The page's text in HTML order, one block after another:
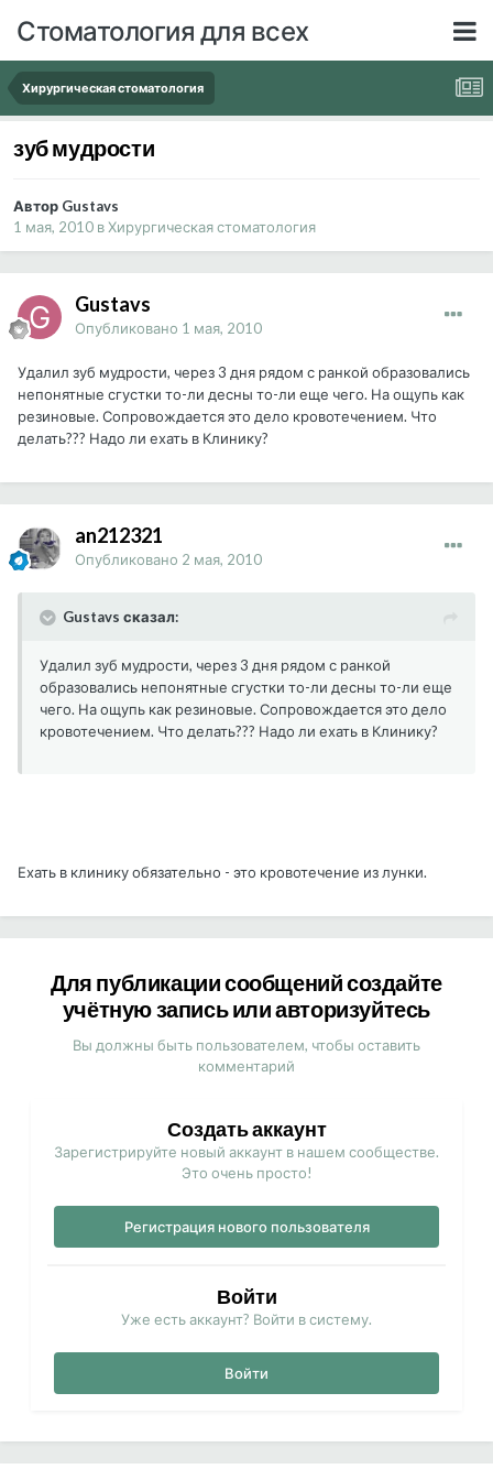
Стоматология для всех
Хирургическая стоматология
зуб мудрости
Автор Gustavs
1 мая, 2010 вХирургическая стоматология
Gustavs
Опубликовано 1 мая, 2010
Удалил зуб мудрости, через 3 дня рядом с ранкой образовались
непонятные сгустки то-ли десны то-ли еще чего. На ощупь как
резиновые. Сопровождается это дело кровотечением. Что
делать??? Надо ли ехать в Клинику?
an212321
Опубликовано 2 мая, 2010
Gustavs сказал:
Удалил зуб мудрости, через 3 дня рядом с ранкой
образовались непонятные сгустки то-ли десны то-ли еще
чего. На ощупь как резиновые. Сопровождается это дело
кровотечением. Что делать??? Надо ли ехать в Клинику?
Ехать в клинику обязательно - это кровотечение из лунки.
Для публикации сообщений создайте
учётную запись или авторизуйтесь
Вы должны быть пользователем, чтобы оставить
комментарий
Создать аккаунт
Зарегистрируйте новый аккаунт в нашем сообществе.
Это очень просто!
Регистрация нового пользователя
Войти
Уже есть аккаунт? Войти в систему.
Войти